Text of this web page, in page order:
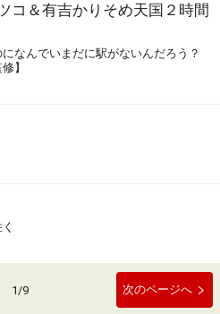
コ＆有吉かりそめ天国２時間
なんでいまだに駅がないんだろう？
】
1/9 次のページへ